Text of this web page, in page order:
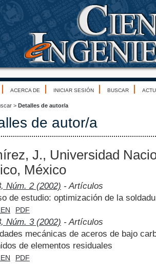
ACERCA DE INICIAR SESIÓN BUSCAR
> Detalles de autor/a
de autor/a
J., Universidad
México
Núm. 2 (2002) - Artículos
de estudio: optimización de la
PDF
Núm. 3 (2002) - Artículos
mecánicas de aceros de bajo
de elementos residuales
PDF